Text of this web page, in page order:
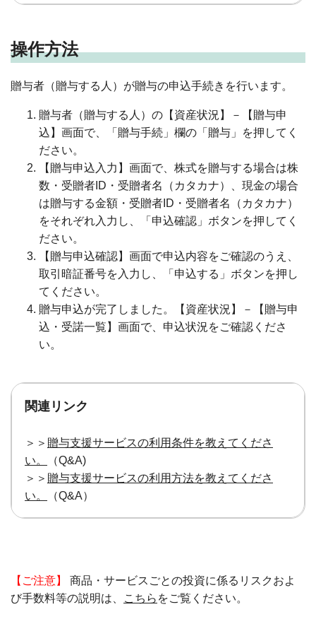
操作方法
贈与者（贈与する人）が贈与の申込手続きを行います。
贈与者（贈与する人）の【資産状況】－【贈与申
込】画面で、「贈与手続」欄の「贈与」を押してく
ださい。
【贈与申込入力】画面で、株式を贈与する場合は株
数・受贈者ID・受贈者名（カタカナ）、現金の場合
は贈与する金額・受贈者ID・受贈者名（カタカナ）
をそれぞれ入力し、「申込確認」ボタンを押してく
ださい。
【贈与申込確認】画面で申込内容をご確認のうえ、
取引暗証番号を入力し、「申込する」ボタンを押し
てください。
贈与申込が完了しました。【資産状況】－【贈与申
込・受諾一覧】画面で、申込状況をご確認くださ
い。
関連リンク
＞＞ 贈与支援サービスの利用条件を教えてくださ
い。
（Q&A)
＞＞ 贈与支援サービスの利用方法を教えてくださ
い。
（Q&A）
【ご注意】
商品・サービスごとの投資に係るリスクおよ
び手数料等の説明は、
こちら をご覧ください。